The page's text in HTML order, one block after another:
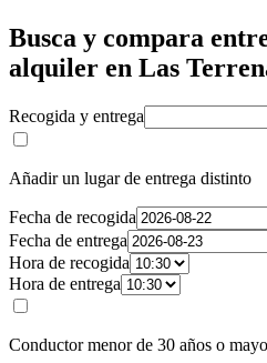
Busca y compara
alquiler en Las
Recogida y entrega
Añadir un lugar de entrega distinto
Fecha de recogida
Fecha de entrega
Hora de recogida
Hora de entrega
Conductor menor de 30 años o